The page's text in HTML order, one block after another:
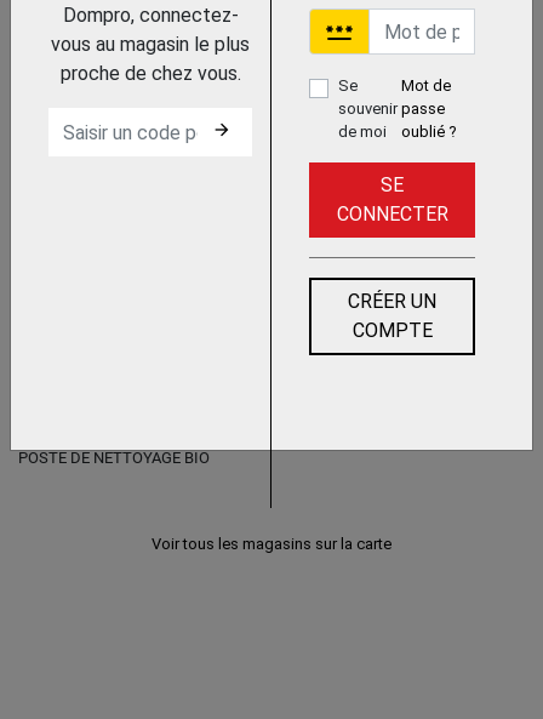
DEGRAISSANT PUISSANT
CRC INDUSTRIES FRANCE
POSTE DE NETTOYAGE BIO
Dompro, connectez-
vous au magasin le plus
proche de chez vous.
arrow_forward
password
Se
souvenir
de moi
Mot de
passe
oublié ?
SE
CONNECTER
CRÉER UN
COMPTE
Voir tous les magasins sur la carte